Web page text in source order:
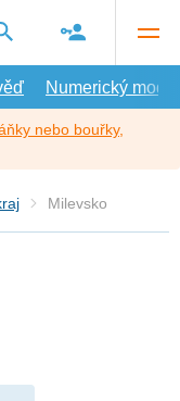
Numerický model
nebo bouřky,
Milevsko